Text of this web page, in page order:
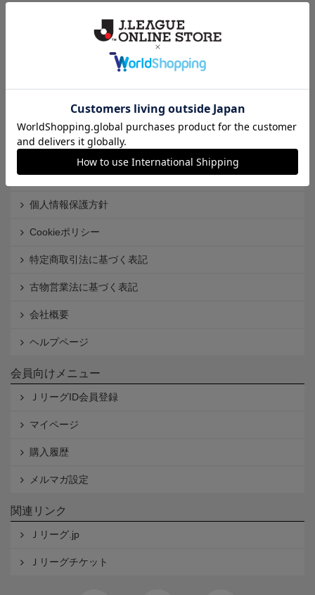
カテゴリから探す
インフォメーション
Ｊリーグオンラインストアとは
利用規約
個人情報保護方針
Cookieポリシー
特定商取引法に基づく表記
古物営業法に基づく表記
会社概要
ヘルプページ
会員向けメニュー
ＪリーグID会員登録
マイページ
購入履歴
メルマガ設定
関連リンク
Ｊリーグ.jp
Ｊリーグチケット